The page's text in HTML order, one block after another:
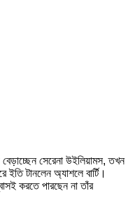
সেরেনা উইলিয়ামস, তখন
টানলেন অ্যাশলে বার্টি।
করতে পারছেন না তাঁর